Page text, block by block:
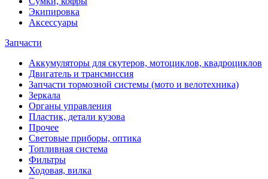
Экипировка
Аксессуары
Запчасти
Аккумуляторы для скутеров, мотоциклов, квадроциклов
Двигатель и трансмиссия
Запчасти тормозной системы (мото и велотехника)
Зеркала
Органы управления
Пластик, детали кузова
Прочее
Световые приборы, оптика
Топливная система
Фильтры
Ходовая, вилка